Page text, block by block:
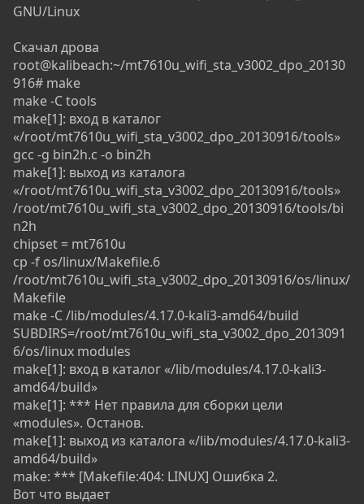
GNU/Linux
Скачал дрова
root@kalibeach:~/mt7610u_wifi_sta_v3002_dpo_20130
916# make
make -C tools
make[1]: вход в каталог
«/root/mt7610u_wifi_sta_v3002_dpo_20130916/tools»
gcc -g bin2h.c -o bin2h
make[1]: выход из каталога
«/root/mt7610u_wifi_sta_v3002_dpo_20130916/tools»
/root/mt7610u_wifi_sta_v3002_dpo_20130916/tools/bi
n2h
chipset = mt7610u
cp -f os/linux/Makefile.6
/root/mt7610u_wifi_sta_v3002_dpo_20130916/os/linux/
Makefile
make -C /lib/modules/4.17.0-kali3-amd64/build
SUBDIRS=/root/mt7610u_wifi_sta_v3002_dpo_2013091
6/os/linux modules
make[1]: вход в каталог «/lib/modules/4.17.0-kali3-
amd64/build»
make[1]: *** Нет правила для сборки цели
«modules». Останов.
make[1]: выход из каталога «/lib/modules/4.17.0-kali3-
amd64/build»
make: *** [Makefile:404: LINUX] Ошибка 2.
Вот что выдает